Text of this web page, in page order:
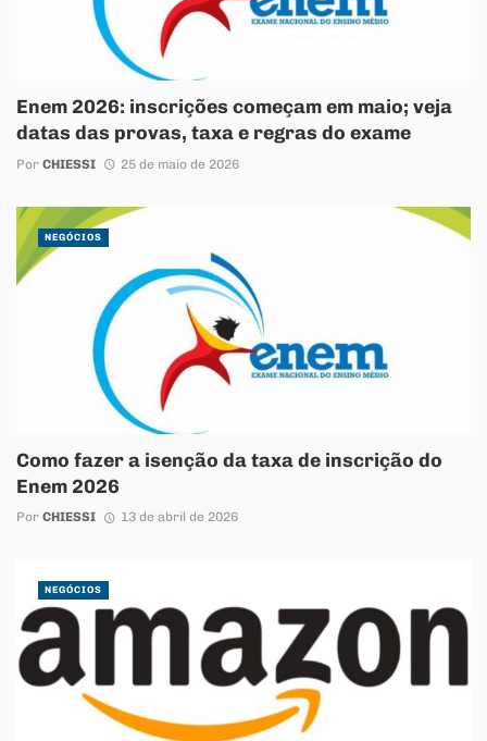
Enem 2026: inscrições começam em maio; veja
datas das provas, taxa e regras do exame
Por CHIESSI 25 de maio de 2026
Como fazer a isenção da taxa de inscrição do
Enem 2026
Por CHIESSI 13 de abril de 2026
NEGÓCIOS
NEGÓCIOS